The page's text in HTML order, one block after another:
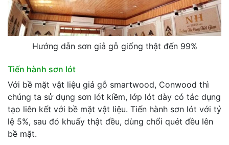
Hướng dẫn sơn giả gỗ giống thật đến 99%
Tiến hành sơn lót
Với bề mặt vật liệu giả gỗ smartwood, Conwood thì
chúng ta sử dụng sơn lót kiềm, lớp lót dày có tác dụng
tạo liên kết với bề mặt vật liệu. Tiến hành sơn lót với tỷ
lệ 5%, sau đó khuấy thật đều, dùng chổi quét đều lên
bề mặt.